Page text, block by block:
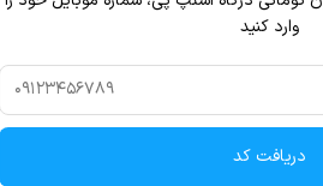
وارد کنید
دریافت کد